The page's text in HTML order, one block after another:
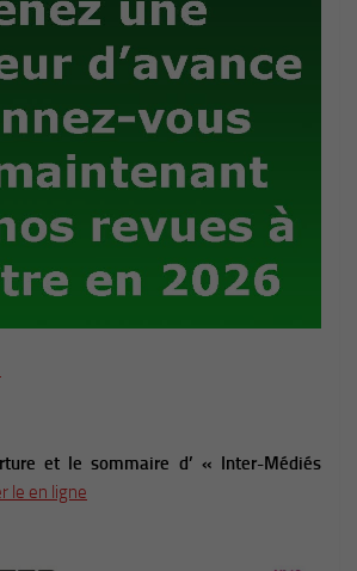
et le sommaire d’ « Inter-Médiés
le en ligne